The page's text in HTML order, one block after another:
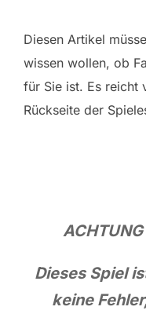
Diesen Artikel
wissen wollen, ob
für Sie ist. Es reicht
Rückseite der
Dieses Spiel
keine